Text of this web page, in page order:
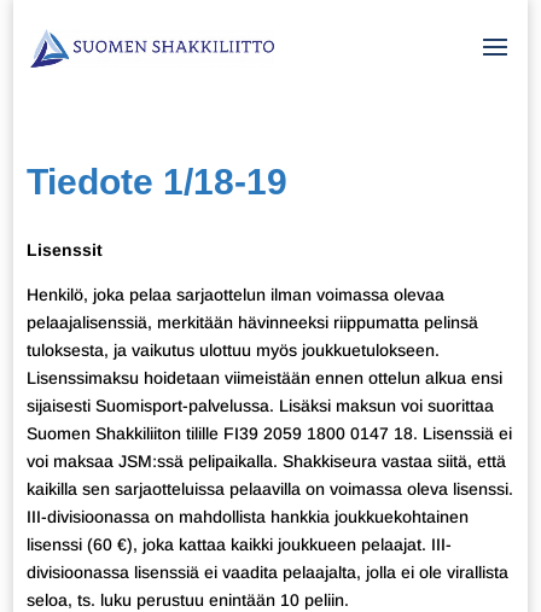
Tiedote 1/18-19
Lisenssit
Henkilö, joka pelaa sarjaottelun ilman voimassa olevaa
pelaajalisenssiä, merkitään hävinneeksi riippumatta pelinsä
tuloksesta, ja vaikutus ulottuu myös joukkuetulokseen.
Lisenssimaksu hoidetaan viimeistään ennen ottelun alkua ensi
sijaisesti Suomisport-palvelussa. Lisäksi maksun voi suorittaa
Suomen Shakkiliiton tilille FI39 2059 1800 0147 18. Lisenssiä ei
voi maksaa JSM:ssä pelipaikalla. Shakkiseura vastaa siitä, että
kaikilla sen sarjaotteluissa pelaavilla on voimassa oleva lisenssi.
III-divisioonassa on mahdollista hankkia joukkuekohtainen
lisenssi (60 €), joka kattaa kaikki joukkueen pelaajat. III-
divisioonassa lisenssiä ei vaadita pelaajalta, jolla ei ole virallista
seloa, ts. luku perustuu enintään 10 peliin.